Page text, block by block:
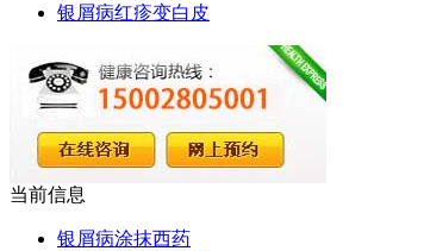
银屑病红疹变白皮
当前信息
银屑病涂抹西药